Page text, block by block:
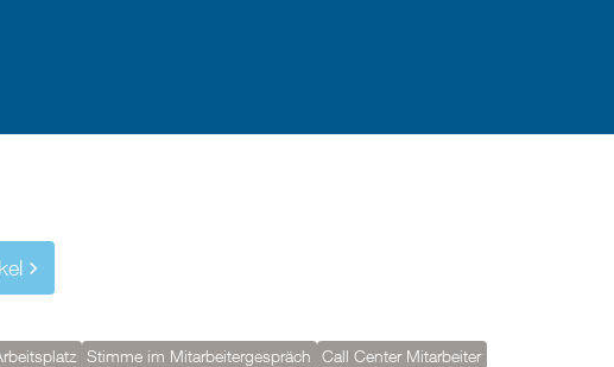
Stimme im Mitarbeitergespräch
Call Center Mitarbeiter